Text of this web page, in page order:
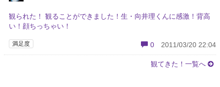
観られた！ 観ることができました！生・向井理くんに感激！背高
い！顔ちっちゃい！
満足度 0 2011/03/20 22:04
観てきた！一覧へ